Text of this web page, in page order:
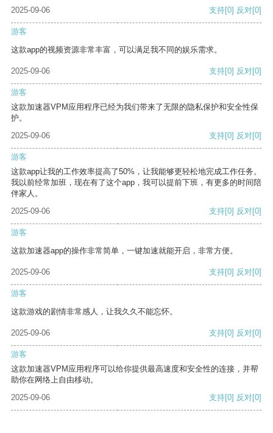
2025-09-06 支持[0] 反对[0]
游客
这款app的视频资源非常丰富，可以满足我不同的娱乐需求。
2025-09-06 支持[0] 反对[0]
游客
这款加速器VPM应用程序已经为我们带来了无限的隐私保护和安全性保
护。
2025-09-06
支持[0] 反对[0]
游客
这款app让我的工作效率提高了50%，让我能够更轻松地完成工作任务。
我以前经常加班，现在有了这个app，我可以提前下班，有更多的时间陪
伴家人。
2025-09-06
支持[0] 反对[0]
游客
这款加速器app的操作非常简单，一键加速就能开启，非常方便。
2025-09-06 支持[0] 反对[0]
游客
这款游戏的剧情非常感人，让我久久不能忘怀。
2025-09-06 支持[0] 反对[0]
游客
这款加速器VPM应用程序可以给你提供最高速度和安全性的连接，并帮
助你在网络上自由移动。
2025-09-06
支持[0] 反对[0]